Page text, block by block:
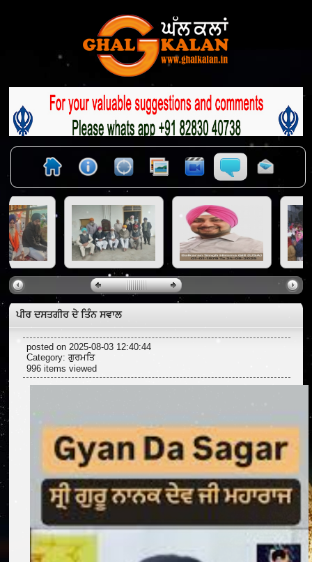
ਪੀਰ ਦਸਤਗੀਰ ਦੇ ਤਿੰਨ ਸਵਾਲ
posted on 2025-08-03 12:40:44
Category:ਗੁਰਮਤਿ
996 items viewed